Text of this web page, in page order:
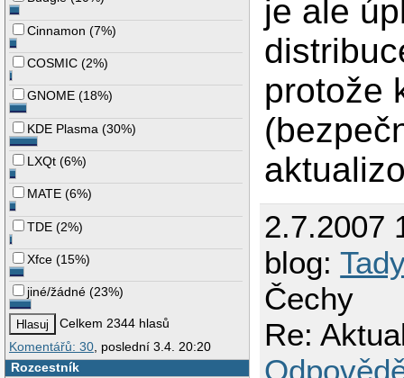
Cinnamon (7%)
COSMIC (2%)
GNOME (18%)
KDE Plasma (30%)
LXQt (6%)
MATE (6%)
TDE (2%)
Xfce (15%)
jiné/žádné (23%)
Celkem 2344 hlasů
Komentářů: 30 , poslední 3.4. 20:20
Rozcestník
je ale
protože
2.7.2007
blog:
Čechy
Re: